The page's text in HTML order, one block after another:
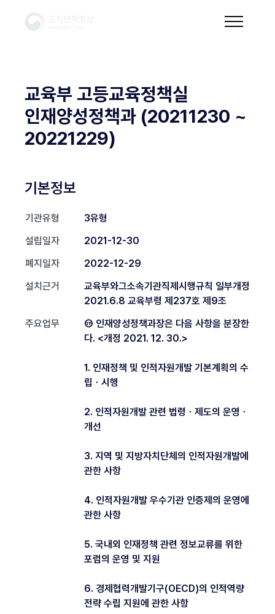
교육부 고등교육정책실
인재양성정책과 (20211230 ~
20221229)
기본정보
기관유형
3유형
설립일자
2021-12-30
폐지일자
2022-12-29
설치근거
교육부와그소속기관직제시행규칙 일부개정
2021.6.8 교육부령 제237호 제9조
주요업무
⑰ 인재양성정책과장은 다음 사항을 분장한
다. <개정 2021. 12. 30.>
1. 인재정책 및 인적자원개발 기본계획의 수
립ㆍ시행
2. 인적자원개발 관련 법령ㆍ제도의 운영ㆍ
개선
3. 지역 및 지방자치단체의 인적자원개발에
관한 사항
4. 인적자원개발 우수기관 인증제의 운영에
관한 사항
5. 국내외 인재정책 관련 정보교류를 위한
포럼의 운영 및 지원
6. 경제협력개발기구(OECD)의 인적역량
전략 수립 지원에 관한 사항